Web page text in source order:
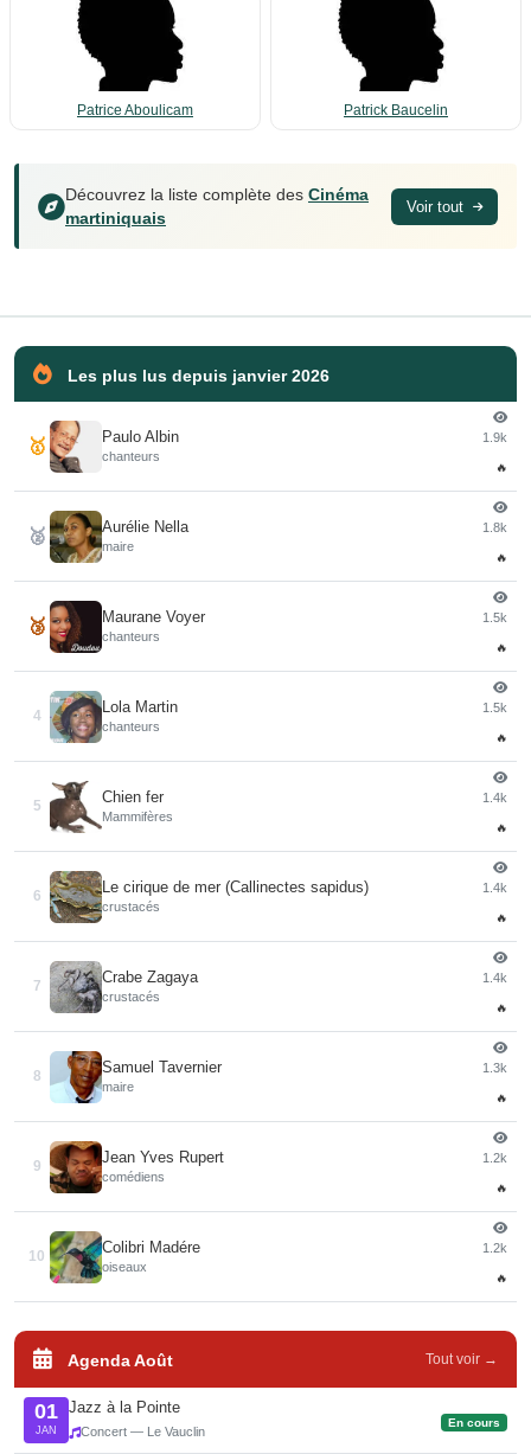
Patrice Aboulicam Patrick Baucelin
Découvrez la liste complète des Cinéma
martiniquais
Voir tout
Les plus lus depuis janvier 2026
🥇 Paulo Albin
chanteurs
1.9k
🔥
🥈 Aurélie Nella
maire
1.8k
🔥
🥉 Maurane Voyer
chanteurs
1.5k
🔥
4
Lola Martin
chanteurs
1.5k
🔥
5
Chien fer
Mammifères
1.4k
🔥
6
Le cirique de mer (Callinectes sapidus)
crustacés
1.4k
🔥
7
Crabe Zagaya
crustacés
1.4k
🔥
8
Samuel Tavernier
maire
1.3k
🔥
9
Jean Yves Rupert
comédiens
1.2k
🔥
10
Colibri Madére
oiseaux
1.2k
🔥
Agenda Août Tout voir →
01
JAN
Jazz à la Pointe
Concert — Le Vauclin
En cours